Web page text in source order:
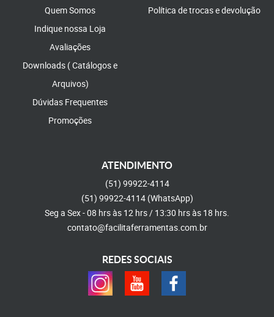
Quem Somos
Indique nossa Loja
Avaliações
Downloads ( Catálogos e
Arquivos)
Dúvidas Frequentes
Promoções
Política de trocas e devolução
ATENDIMENTO
(51) 99922-4114
(51) 99922-4114 (WhatsApp)
Seg a Sex - 08 hrs às 12 hrs / 13:30 hrs às 18 hrs.
contato@facilitaferramentas.com.br
REDES SOCIAIS